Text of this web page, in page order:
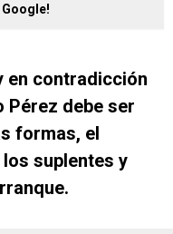
Google!
en contradicción
Pérez debe ser
formas, el
suplentes y